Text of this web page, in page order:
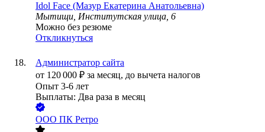
Idol Face (Мазур Екатерина Анатольевна)
Мытищи, Институтская улица, 6
Можно без резюме
Откликнуться
Администратор сайта
от 120 000 ₽ за месяц, до вычета налогов
Опыт 3-6 лет
Выплаты: Два раза в месяц
ООО ПК Ретро